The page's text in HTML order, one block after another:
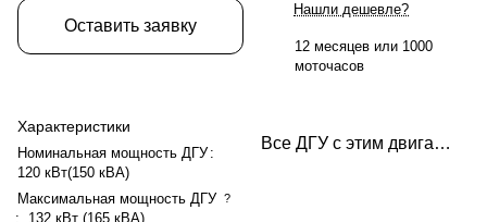
Оставить заявку
Характеристики
Номинальная мощность ДГУ :
120 кВт(150 кВА)
Максимальная мощность ДГУ ?
:
132 кВт (165 кВА)
Нашли дешевле?
12 месяцев или 1000
моточасов
Все ДГУ с этим двигателем